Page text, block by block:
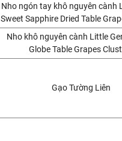
Nho ngón tay khô nguyên cành
Sweet Sapphire Dried Table
Nho khô nguyên cành Little
Globe Table Grapes
Gạo Tường Liên